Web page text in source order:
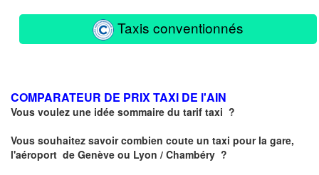
Taxis conventionnés
COMPARATEUR DE PRIX TAXI DE l'AIN
Vous voulez une idée sommaire du tarif taxi ?
Vous souhaitez savoir combien coute un taxi pour la gare,
l'aéroport de Genève ou Lyon / Chambéry ?